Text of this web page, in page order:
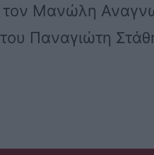
τον Μανώλη
Παναγιώτη